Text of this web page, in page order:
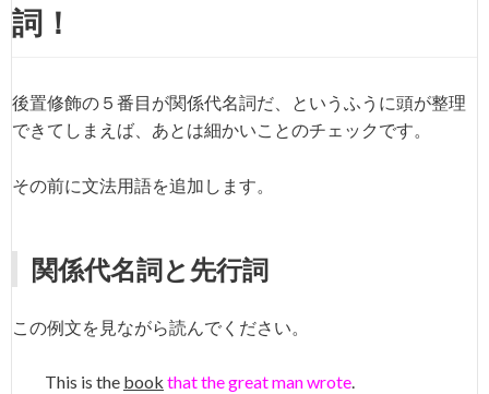
詞！
後置修飾の５番目が関係代名詞だ、というふうに頭が整理
できてしまえば、あとは細かいことのチェックです。
その前に文法用語を追加します。
関係代名詞と先行詞
この例文を見ながら読んでください。
This is the book that the great man wrote.